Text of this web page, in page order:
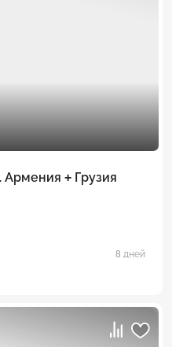
Райские уголки Кавказа. Армения + Грузия
8 дней